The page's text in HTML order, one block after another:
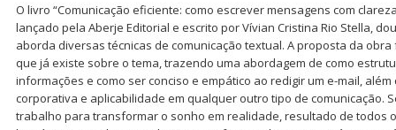
O livro “Comunicação eficiente: como escrever mensagens com
lançado pela Aberje Editorial e escrito por Vívian Cristina Rio Stella,
aborda diversas técnicas de comunicação textual. A proposta da
que já existe sobre o tema, trazendo uma abordagem de como
informações e como ser conciso e empático ao redigir um e-mail,
corporativa e aplicabilidade em qualquer outro tipo de comunicação.
trabalho para transformar o sonho em realidade, resultado de todos